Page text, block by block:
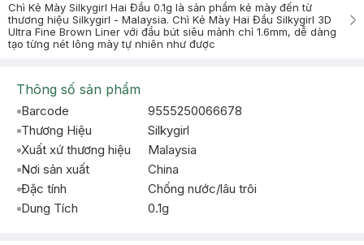
Chì Kẻ Mày Silkygirl Hai Đầu 0.1g là sản phẩm kẻ mày đến từ
thương hiệu Silkygirl - Malaysia. Chì Kẻ Mày Hai Đầu Silkygirl 3D
Ultra Fine Brown Liner với đầu bút siêu mảnh chỉ 1.6mm, dễ dàng
tạo từng nét lông mày tự nhiên như được
Thông số sản phẩm
Barcode
9555250066678
Thương Hiệu
Silkygirl
Xuất xứ thương hiệu
Malaysia
Nơi sản xuất
China
Đặc tính
Chống nước/lâu trôi
Dung Tích
0.1g